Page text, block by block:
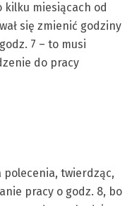
kilku miesiącach od
się zmienić godziny
7 – to musi
do pracy
polecenia, twierdząc,
pracy o godz. 8, bo